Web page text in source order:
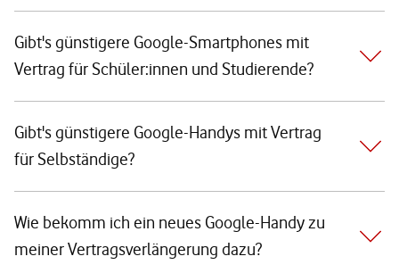
Gibt's günstigere Google-Smartphones mit
Vertrag für Schüler:innen und Studierende?
Gibt's günstigere Google-Handys mit Vertrag
für Selbständige?
Wie bekomm ich ein neues Google-Handy zu
meiner Vertragsverlängerung dazu?